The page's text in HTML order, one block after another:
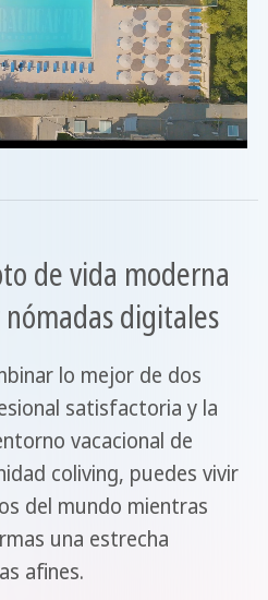
de vida moderna
digitales
lo mejor de dos
satisfactoria y la
vacacional de
coliving, puedes vivir
del mundo mientras
una estrecha
afines.